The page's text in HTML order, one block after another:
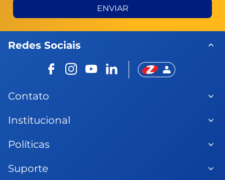
ENVIAR
Redes Sociais
Contato
SAC: 0800 275 5700
Fale pelo WhatsApp: (88)
Institucional
Quem somos
Nossas Lojas
Trabalhe Conosco
Relatório de
Políticas
Política de Privacidade
Suporte